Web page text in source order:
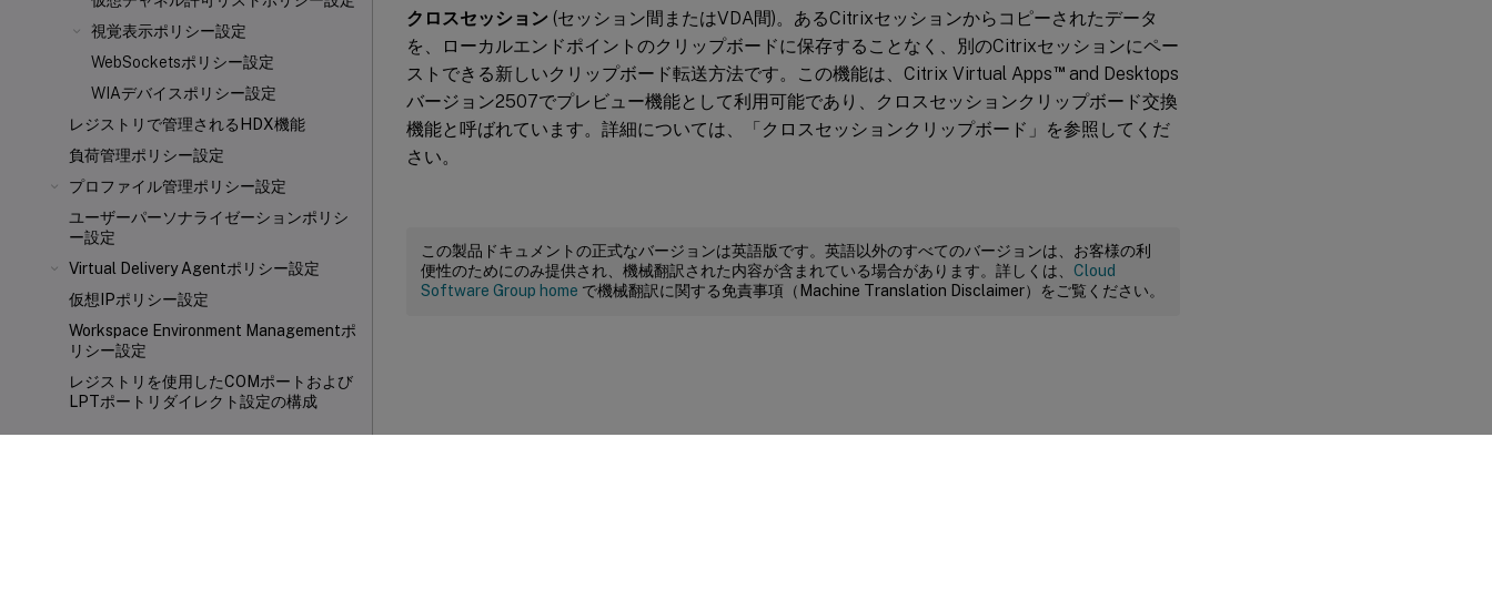
視覚表示ポリシー設定
WebSocketsポリシー設定
WIAデバイスポリシー設定
レジストリで管理されるHDX機能
負荷管理ポリシー設定
プロファイル管理ポリシー設定
ユーザーパーソナライゼーションポリシ
ー設定
Virtual Delivery Agentポリシー設定
仮想IPポリシー設定
Workspace Environment Managementポ
リシー設定
レジストリを使用したCOMポートおよび
LPTポートリダイレクト設定の構成
クロスセッション (セッション間またはVDA間)。あるCitrixセッションからコピーされたデータ
を、ローカルエンドポイントのクリップボードに保存することなく、別のCitrixセッションにペー
ストできる新しいクリップボード転送方法です。この機能は、Citrix Virtual Apps™and Desktops
バージョン2507でプレビュー機能として利用可能であり、クロスセッションクリップボード交換
機能と呼ばれています。詳細については、「クロスセッションクリップボード」を参照してくだ
さい。
この製品ドキュメントの正式なバージョンは英語版です。英語以外のすべてのバージョンは、お客様の利
便性のためにのみ提供され、機械翻訳された内容が含まれている場合があります。詳しくは、 Cloud
Software Group home で機械翻訳に関する免責事項（Machine Translation Disclaimer）をご覧ください。